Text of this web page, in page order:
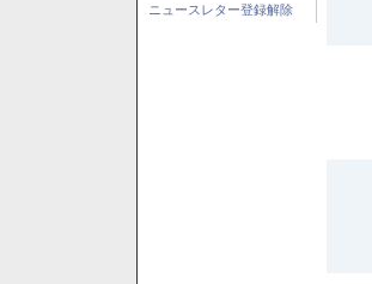
ニュースレター登録解除